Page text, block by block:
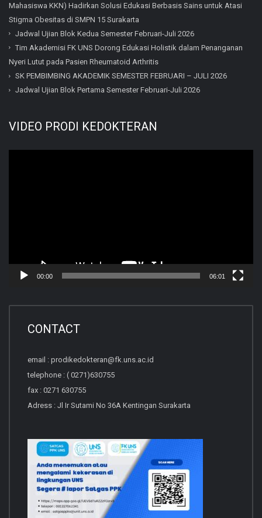
Mahasiswa KKN) Hadirkan Solusi Edukasi Berbasis Sains untuk Atasi
Stigma Obesitas di SMPN 15 Surakarta
Jadwal Ujian Blok Kedua Semester Februari-Juli 2026
Tim Akademisi FK UNS Dorong Edukasi Holistik dalam Penanganan
Nyeri Lutut pada Pasien Rheumatoid Arthritis
SK PEMBIMBING AKADEMIK SEMESTER FEBRUARI – JULI 2026
Jadwal Ujian Blok Pertama Semester Februari-Juli 2026
VIDEO PRODI KEDOKTERAN
00:00 06:01
CONTACT
email : prodikedokteran@fk.uns.ac.id
telephone : ( 0271)630755
fax : 0271 630755
Adress : Jl Ir Sutami No 36A Kentingan Surakarta